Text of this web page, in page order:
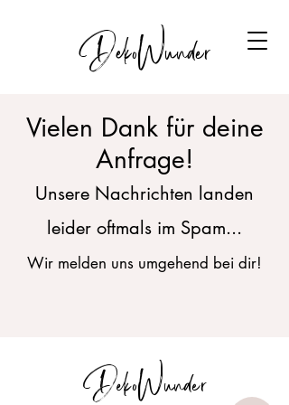
DekoWunder
Vielen Dank für deine
Anfrage!
Unsere Nachrichten landen
leider oftmals im Spam...
Wir melden uns umgehend bei dir!
DekoWunder